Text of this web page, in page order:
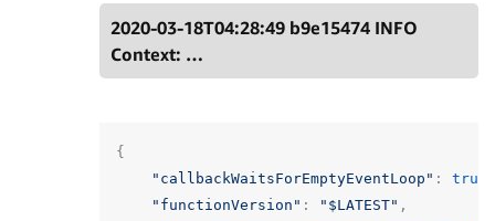
2020-03-18T04:28:49 b9e15474 INFO
Context: …
{
"callbackWaitsForEmptyEventLoop" : true
"functionVersion" : "$LATEST" ,